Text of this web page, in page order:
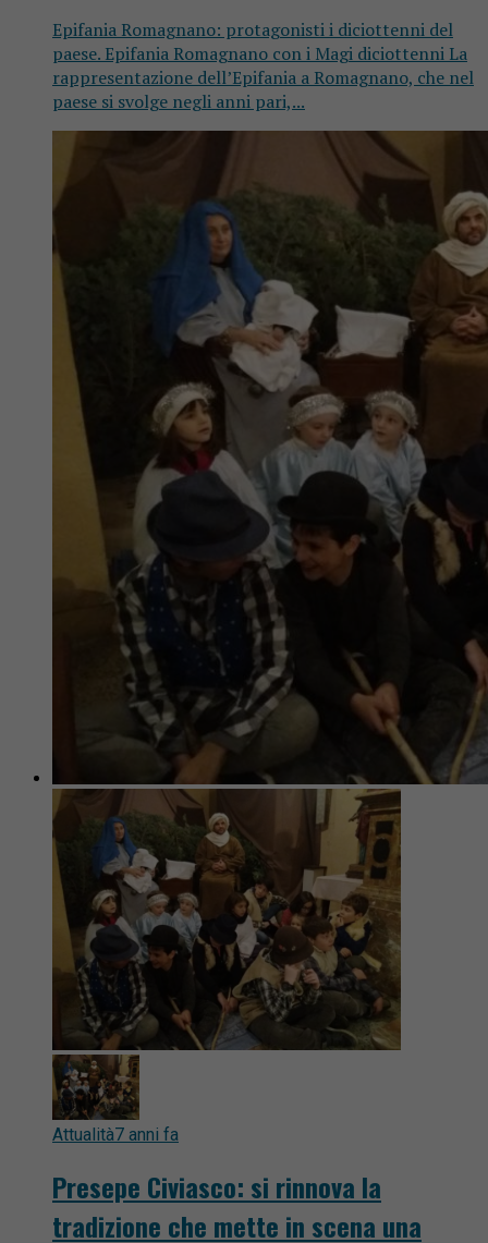
Epifania Romagnano: protagonisti i diciottenni del
paese. Epifania Romagnano con i Magi diciottenni La
rappresentazione dell’Epifania a Romagnano, che nel
paese si svolge negli anni pari,...
Attualità7 anni fa
Presepe Civiasco: si rinnova la
tradizione che mette in scena una